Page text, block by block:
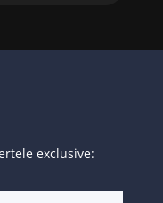
exclusive: